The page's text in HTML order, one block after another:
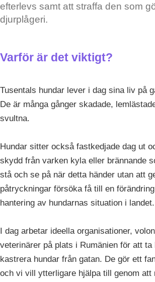
efterlevs samt att straffa den som
djurplågeri.
Varför är det viktigt?
Tusentals hundar lever i dag sina liv på
De är många gånger skadade,
svultna.
Hundar sitter också fastkedjade dag ut
skydd från varken kyla eller brännande
stå och se på när detta händer utan att
påtryckningar försöka få till en
hantering av hundarnas situation i landet.
I dag arbetar ideella organisationer,
veterinärer på plats i Rumänien för att ta
kastrera hundar från gatan. De gör ett
och vi vill ytterligare hjälpa till genom att